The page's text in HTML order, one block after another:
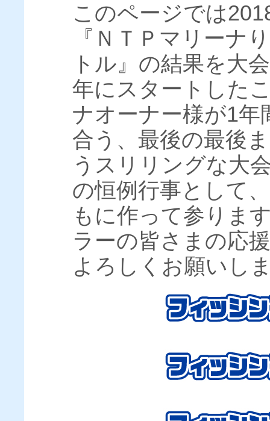
このページでは
『ＮＴＰマリーナ
トル』の結果を大
年にスタートした
ナオーナー様が1年
合う、最後の最後
うスリリングな大
の恒例行事として
もに作って参りま
ラーの皆さまの応
よろしくお願いし